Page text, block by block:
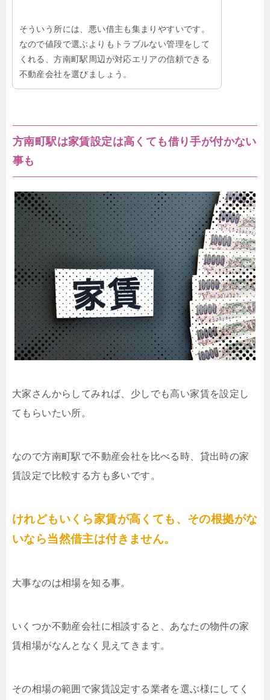
そういう所には、悪い借主も集まりやすいです。
なので値段で選ぶよりもトラブルない管理をして
くれる、方南町駅周辺が対応エリアの信頼できる
不動産会社を選びましょう。
方南町駅は家賃設定は高くても借り手が付かない
事も
大家さんからしてみれば、少しでも高い家賃を設定し
てもらいたい所。
なので方南町駅で不動産会社を比べる時、貸出時の家
賃設定で比較する方も多いです。
けれどもいくら家賃が高くても、その根拠がな
いなら当然借主は付きません。
大事なのは相場を知る事。
いくつか不動産会社に相談すると、あなたの物件の家
賃相場がなんとなく見えてきます。
その相場の範囲で家賃設定する業者を選ぶ様にしてく